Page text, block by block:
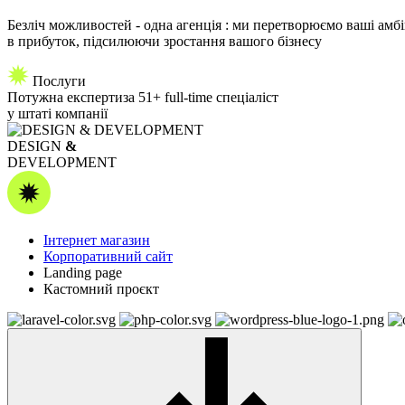
Безліч можливостей - одна агенція : ми перетворюємо ваші
в прибуток, підсилюючи зростання вашого бізнесу
Послуги
Потужна експертиза 51+ full-time спеціаліст
у штаті компанії
DESIGN &
DEVELOPMENT
Інтернет магазин
Корпоративний сайт
Landing page
Кастомний проєкт